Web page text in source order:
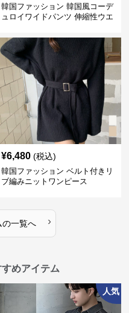
韓国ファッション 韓国風コーデ
ュロイワイドパンツ 伸縮性ウエ
¥6,480 (税込)
韓国ファッション ベルト付きリ
ブ編みニットワンピース
の一覧へ ›
めアイテム
人気